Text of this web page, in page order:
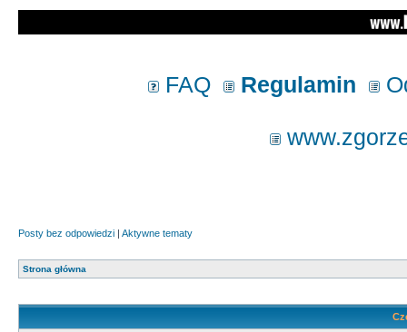
FAQ Regulamin
Posty bez odpowiedzi | Aktywne tematy
Strona główna